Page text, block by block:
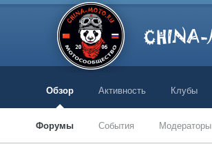
Обзор
Форумы События Модераторы
Активность Клубы